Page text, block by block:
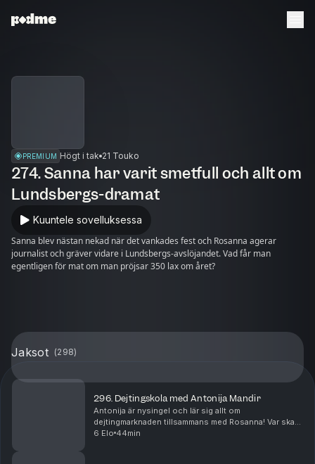
PREMIUM Högt i tak 21 Touko
274. Sanna har varit smetfull och allt om
Lundsbergs-dramat
Kuuntele sovelluksessa
Sanna blev nästan nekad när det vankades fest och Rosanna agerar
journalist och gräver vidare i Lundsbergs-avslöjandet. Vad får man
egentligen för mat om man pröjsar 350 lax om året?
Jaksot (298)
296. Dejtingskola med Antonija Mandir
Antonija är nysingel och lär sig allt om
dejtingmarknaden tillsammans med Rosanna! Var ska
hon vara? Hur ska hon tänka? Bör hon gå
6 Elo 44min